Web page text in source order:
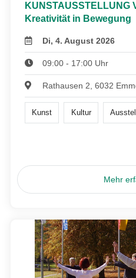
KUNSTAUSSTELLUNG
Kreativität in Bewegung
Di, 4. August 2026
09:00 - 17:00 Uhr
Rathausen 2, 6032
Kunst Kultur
Mehr